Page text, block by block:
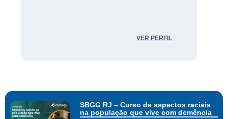
VER PERFIL
SBGG RJ – Curso de aspectos raciais
na população que vive com demência